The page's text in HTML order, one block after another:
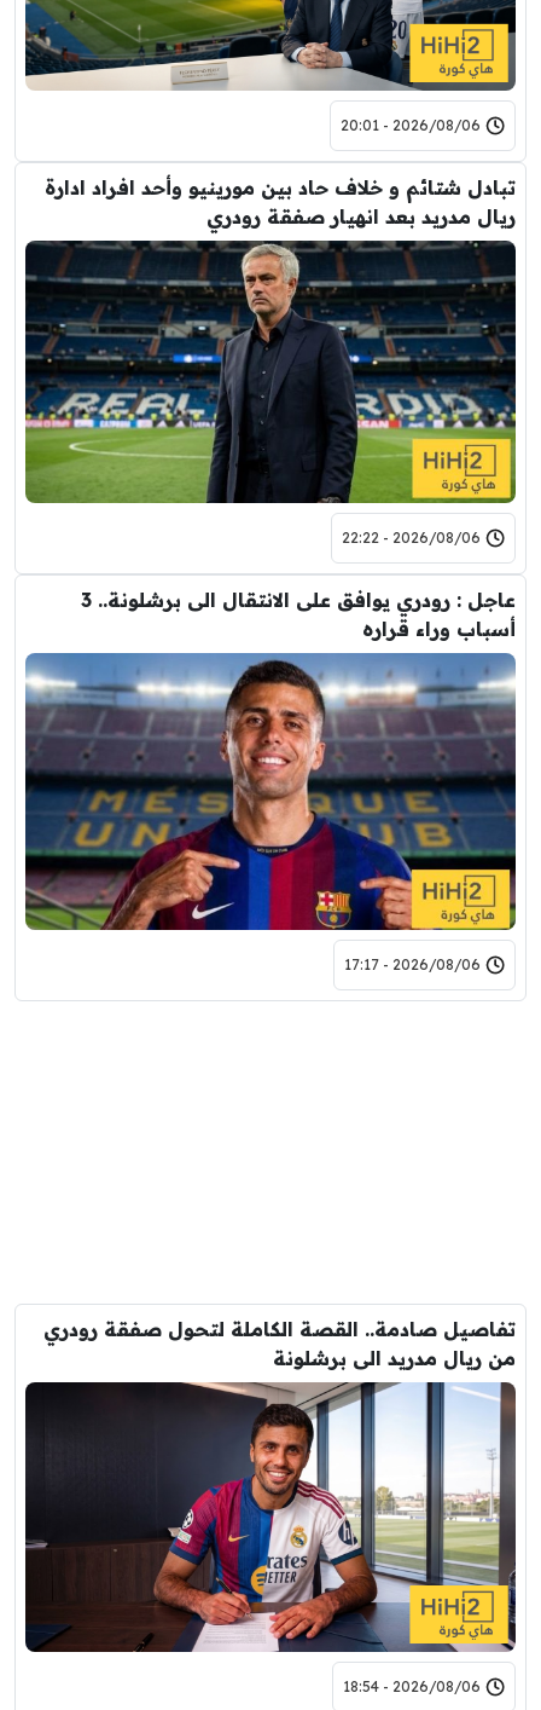
2026/08/06 - 20:01
تبادل شتائم و خلاف حاد بين مورينيو وأحد افراد ادارة
ريال مدريد بعد انهيار صفقة رودري
2026/08/06 - 22:22
عاجل : رودري يوافق على الانتقال الى برشلونة.. 3
أسباب وراء قراره
2026/08/06 - 17:17
تفاصيل صادمة.. القصة الكاملة لتحول صفقة رودري
من ريال مدريد الى برشلونة
2026/08/06 - 18:54